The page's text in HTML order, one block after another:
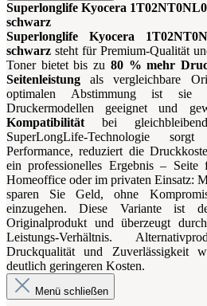
Superlonglife Kyocera
schwarz
Superlonglife Kyocera
schwarz steht für Premium-Qualität
Toner bietet bis zu 80 % mehr
Seitenleistung als vergleichbare
optimalen Abstimmung ist
Druckermodellen geeignet und
Kompatibilitätbei
SuperLongLife-Technologie
Performance, reduziert die
ein professionelles Ergebnis –
Homeoffice oder im privaten Einsatz:
sparen Sie Geld, ohne
einzugehen. Diese Variante ist
Originalprodukt und überzeugt
Leistungs-Verhältnis.
Druckqualität und Zuverlässigkeit
deutlich geringeren Kosten.
Menü schließen